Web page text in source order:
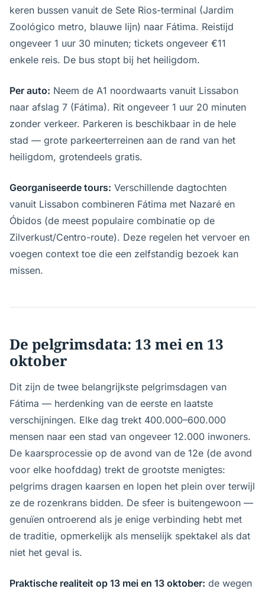
keren bussen vanuit de Sete Rios-terminal (Jardim
Zoológico metro, blauwe lijn) naar Fátima. Reistijd
ongeveer 1 uur 30 minuten; tickets ongeveer €11
enkele reis. De bus stopt bij het heiligdom.
Per auto: Neem de A1 noordwaarts vanuit Lissabon
naar afslag 7 (Fátima). Rit ongeveer 1 uur 20 minuten
zonder verkeer. Parkeren is beschikbaar in de hele
stad — grote parkeerterreinen aan de rand van het
heiligdom, grotendeels gratis.
Georganiseerde tours: Verschillende dagtochten
vanuit Lissabon combineren Fátima met Nazaré en
Óbidos (de meest populaire combinatie op de
Zilverkust/Centro-route). Deze regelen het vervoer en
voegen context toe die een zelfstandig bezoek kan
missen.
De pelgrimsdata: 13 mei en 13
oktober
Dit zijn de twee belangrijkste pelgrimsdagen van
Fátima — herdenking van de eerste en laatste
verschijningen. Elke dag trekt 400.000–600.000
mensen naar een stad van ongeveer 12.000 inwoners.
De kaarsprocessie op de avond van de 12e (de avond
voor elke hoofddag) trekt de grootste menigtes:
pelgrims dragen kaarsen en lopen het plein over terwijl
ze de rozenkrans bidden. De sfeer is buitengewoon —
genuïen ontroerend als je enige verbinding hebt met
de traditie, opmerkelijk als menselijk spektakel als dat
niet het geval is.
Praktische realiteit op 13 mei en 13 oktober: de wegen